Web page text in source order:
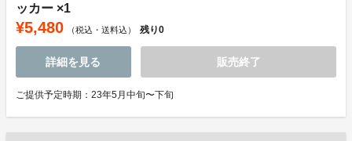
ッカー ×1
¥5,480 （税込・送料込） 残り0
詳細を見る 販売終了
ご提供予定時期：23年5月中旬〜下旬